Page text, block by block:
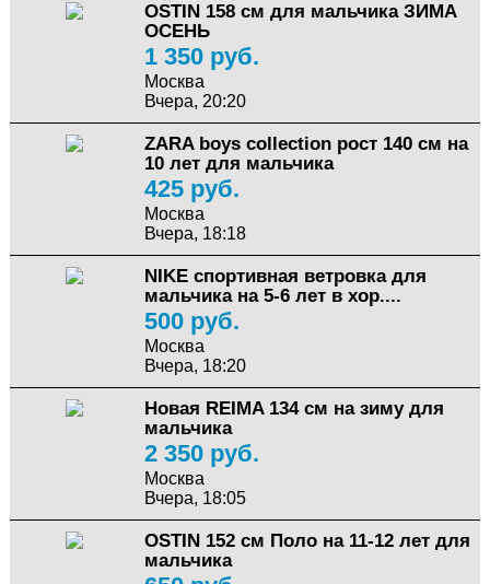
OSTIN 158 см для мальчика ЗИМА
ОСЕНЬ
1 350 руб.
Москва
Вчера, 20:20
ZARA boys collection рост 140 см на
10 лет для мальчика
425 руб.
Москва
Вчера, 18:18
NIKE спортивная ветровка для
мальчика на 5-6 лет в хор....
500 руб.
Москва
Вчера, 18:20
Новая REIMA 134 cм на зиму для
мальчика
2 350 руб.
Москва
Вчера, 18:05
OSTIN 152 см Поло на 11-12 лет для
мальчика